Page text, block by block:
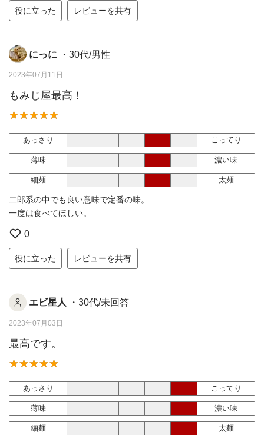
役に立った レビューを共有
にっに ・30代/男性
2023年07月11日
もみじ屋最高！
あっさり こってり
薄味 濃い味
細麺 太麺
二郎系の中でも良い意味で定番の味。
一度は食べてほしい。
0
役に立った レビューを共有
エビ星人 ・30代/未回答
2023年07月03日
最高です。
あっさり こってり
薄味 濃い味
細麺 太麺